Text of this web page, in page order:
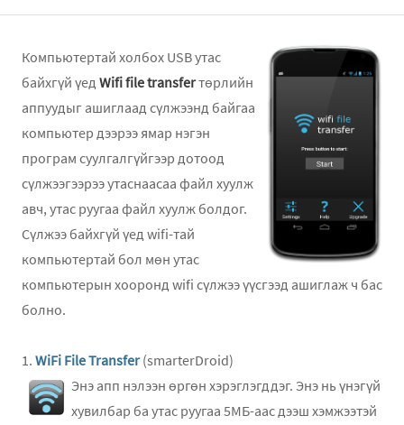
Компьютертай холбох USB утас
байхгүй үед Wifi file transferтөрлийн
аппуудыг ашиглаад сүлжээнд байгаа
компьютер дээрээ ямар нэгэн
програм суулгалгүйгээр дотоод
сүлжээгээрээ утаснаасаа файл хуулж
авч, утас руугаа файл хуулж болдог.
Сүлжээ байхгүй үед wifi-тай
компьютертай бол мөн утас
компьютерын хооронд wifi сүлжээ үүсгээд ашиглаж ч бас
болно.
1. WiFi File Transfer (smarterDroid)
Энэ апп нэлээн өргөн хэрэглэгддэг. Энэ нь үнэгүй
хувилбар ба утас руугаа 5МБ-аас дээш хэмжээтэй